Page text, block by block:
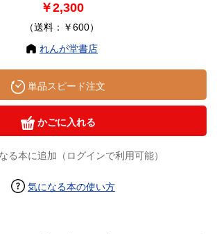
￥2,300
（送料：￥600）
れんが堂書店
単品スピード注文
かごに入れる
る本に追加（ログインで利用可能）
気になる本の使い方